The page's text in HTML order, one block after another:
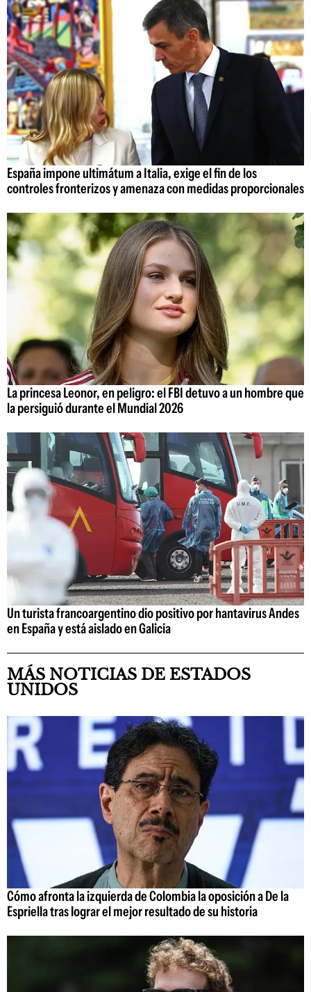
España impone ultimátum a Italia, exige el fin de los
controles fronterizos y amenaza con medidas proporcionales
La princesa Leonor, en peligro: el FBI detuvo a un hombre que
la persiguió durante el Mundial 2026
Un turista francoargentino dio positivo por hantavirus Andes
en España y está aislado en Galicia
MÁS NOTICIAS DE ESTADOS
UNIDOS
Cómo afronta la izquierda de Colombia la oposición a De la
Espriella tras lograr el mejor resultado de su historia